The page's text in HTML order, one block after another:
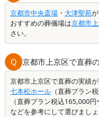
京都市中央斎場 ・ 大津聖苑
おすすめの葬儀場は京都市
さい。
Q 京都市上京区で直葬
京都市上京区で直葬の実績
七本松ホール （直葬プラン
（直葬プラン税込165,000
などを参考にして選びましょ